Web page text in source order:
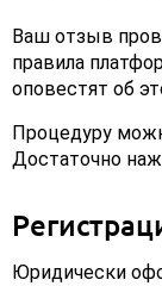
Ваш отзыв
правила
оповестят об
Процедуру
Достаточно
Юридически